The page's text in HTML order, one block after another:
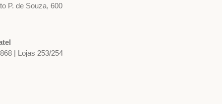
P. de Souza, 600
| Lojas 253/254